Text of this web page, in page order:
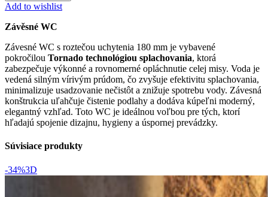
Add to wishlist
Závěsné WC
Závesné WC s roztečou uchytenia 180 mm je vybavené
pokročilou Tornado technológiou splachovania, ktorá
zabezpečuje výkonné a rovnomerné opláchnutie celej misy. Voda je
vedená silným vírivým prúdom, čo zvyšuje efektivitu splachovania,
minimalizuje usadzovanie nečistôt a znižuje spotrebu vody. Závesná
konštrukcia uľahčuje čistenie podlahy a dodáva kúpeľni moderný,
elegantný vzhľad. Toto WC je ideálnou voľbou pre tých, ktorí
hľadajú spojenie dizajnu, hygieny a úspornej prevádzky.
Súvisiace produkty
-34%3D